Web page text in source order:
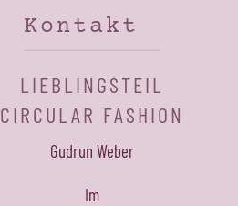
Kontakt
LIEBLINGSTEIL
CIRCULAR FASHION
Gudrun Weber
Im